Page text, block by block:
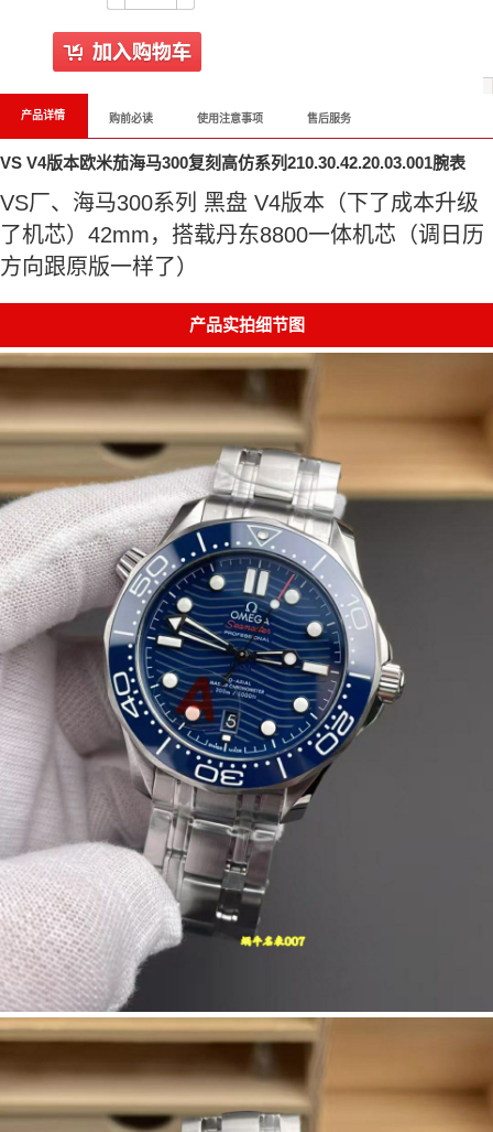
产品详情 购前必读 使用注意事项 售后服务
VS V4版本欧米茄海马300复刻高仿系列210.30.42.20.03.001腕表
VS厂、海马300系列 黑盘 V4版本（下了成本升级
了机芯）42mm，搭载丹东8800一体机芯（调日历
方向跟原版一样了）
产品实拍细节图